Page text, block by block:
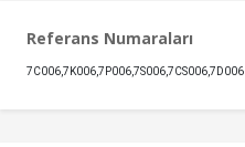
Referans Numaraları
7C006,7K006,7P006,7S006,7CS006,7D006